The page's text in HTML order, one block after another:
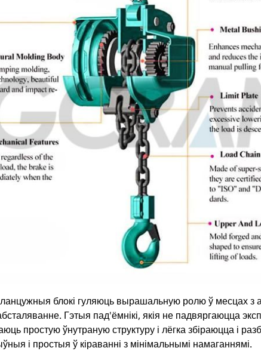
блокі гуляюць вырашальную ролю ў месцах
Гэтыя пад'ёмнікі, якія не падвяргаюцца
простую ўнутраную структуру і лёгка збіраюцца і
і простыя ў кіраванні з мінімальнымі намаганнямі.